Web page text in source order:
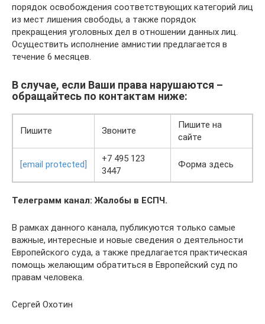
порядок освобождения соответствующих категорий лиц
из мест лишения свободы, а также порядок
прекращения уголовных дел в отношении данных лиц.
Осуществить исполнение амнистии предлагается в
течение 6 месяцев.
В случае, если Ваши права нарушаются –
обращайтесь по контактам ниже:
Пишите Звоните
Пишите на
сайте
[email protected]
+7 495 123
3447
Форма здесь
Телеграмм канал: Жалобы в ЕСПЧ.
В рамках данного канала, публикуются только самые
важные, интересные и новые сведения о деятельности
Европейского суда, а также предлагается практическая
помощь желающим обратиться в Европейский суд по
правам человека.
Сергей Охотин